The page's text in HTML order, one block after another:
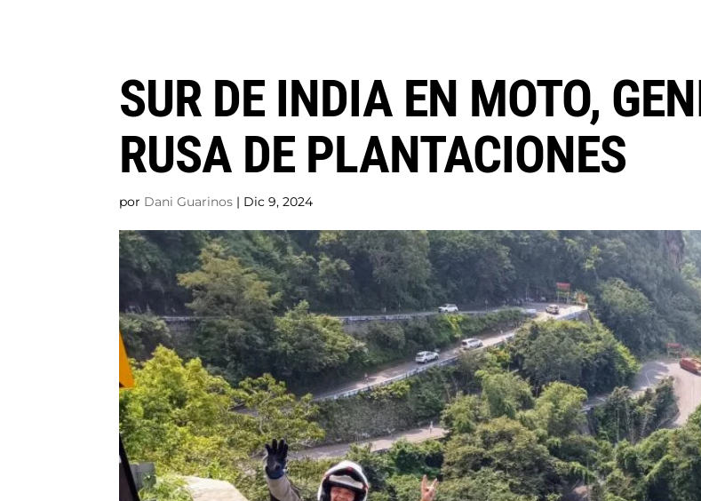
SUR DE INDIA EN MOTO,
RUSA DE PLANTACIONES
por Dani Guarinos | Dic 9, 2024